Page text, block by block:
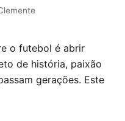
o futebol é abrir
de história, paixão
gerações. Este